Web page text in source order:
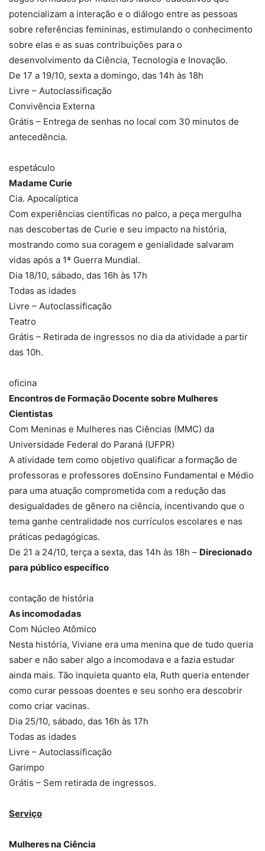
potencializam a interação e o diálogo entre as pessoas
sobre referências femininas, estimulando o conhecimento
sobre elas e as suas contribuições para o
desenvolvimento da Ciência, Tecnologia e Inovação.
De 17 a 19/10, sexta a domingo, das 14h às 18h
Livre – Autoclassificação
Convivência Externa
Grátis – Entrega de senhas no local com 30 minutos de
antecedência.
espetáculo
Madame Curie
Cia. Apocalíptica
Com experiências científicas no palco, a peça mergulha
nas descobertas de Curie e seu impacto na história,
mostrando como sua coragem e genialidade salvaram
vidas após a 1ª Guerra Mundial.
Dia 18/10, sábado, das 16h às 17h
Todas as idades
Livre – Autoclassificação
Teatro
Grátis – Retirada de ingressos no dia da atividade a partir
das 10h.
oficina
Encontros de Formação Docente sobre Mulheres
Cientistas
Com Meninas e Mulheres nas Ciências (MMC) da
Universidade Federal do Paraná (UFPR)
A atividade tem como objetivo qualificar a formação de
professoras e professores doEnsino Fundamental e Médio
para uma atuação comprometida com a redução das
desigualdades de gênero na ciência, incentivando que o
tema ganhe centralidade nos currículos escolares e nas
práticas pedagógicas.
De 21 a 24/10, terça a sexta, das 14h às 18h – Direcionado
para público específico
contação de história
As incomodadas
Com Núcleo Atômico
Nesta história, Viviane era uma menina que de tudo queria
saber e não saber algo a incomodava e a fazia estudar
ainda mais. Tão inquieta quanto ela, Ruth queria entender
como curar pessoas doentes e seu sonho era descobrir
como criar vacinas.
Dia 25/10, sábado, das 16h às 17h
Todas as idades
Livre – Autoclassificação
Garimpo
Grátis – Sem retirada de ingressos.
Serviço
Mulheres na Ciência